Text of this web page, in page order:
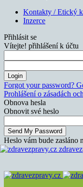
Kontakty / Etický
Inzerce
Přihlásit se
Vítejte! přihlášení k účtu
Forgot your password?
Prohlášení o zásadách
Obnova hesla
Obnovit své heslo
Heslo vám bude zasláno